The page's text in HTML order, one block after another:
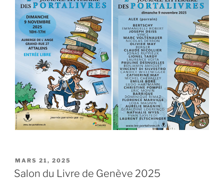
PUBLIÉ
LE
MARS 21, 2025
Salon du Livre de Genève 2025